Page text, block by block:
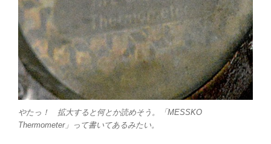
やたっ！ 拡大すると何とか読めそう。「MESSKO
Thermometer」って書いてあるみたい。